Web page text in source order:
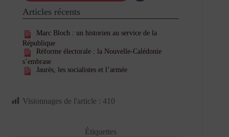
Articles récents
Marc Bloch : un historien au service de la
République
Réforme électorale : la Nouvelle-Calédonie
s’embrase
Jaurès, les socialistes et l’armée
Visionnages de l'article : 410
Étiquettes